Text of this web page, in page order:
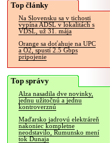
Top články
Na Slovensku sa v tichosti
vypína ADSL v lokalitách s
VDSL, už 31. mája
Orange sa doťahuje na UPC
a O2, spustí 2.5 Gbps
pripojenie
Top správy
Alza nasadila dve novinky,
jednu užitočnú a jednu
kontroverznú
Maďarsko jadrovú elektráreň
nakoniec kompletne
neodstavilo, Rumunsko mení
tok Dunaja